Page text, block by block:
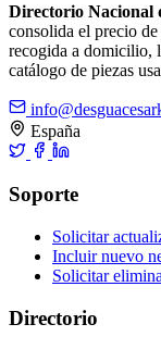
Directorio Nacional
consolida el precio
recogida a domicilio,
catálogo de piezas
España
Soporte
Solicitar
Incluir nuevo
Solicitar
Directorio